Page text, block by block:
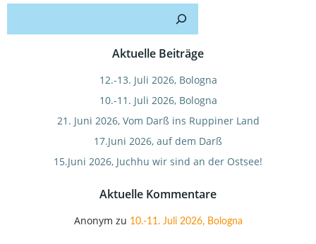
Aktuelle Beiträge
12.-13. Juli 2026, Bologna
10.-11. Juli 2026, Bologna
21. Juni 2026, Vom Darß ins Ruppiner Land
17.Juni 2026, auf dem Darß
15.Juni 2026, Juchhu wir sind an der Ostsee!
Aktuelle Kommentare
Anonym zu 10.-11. Juli 2026, Bologna